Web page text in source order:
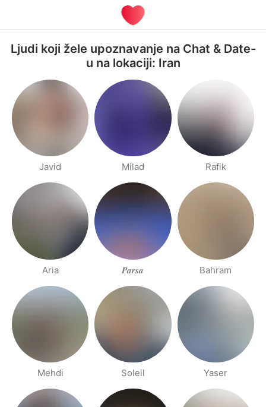
Ljudi koji žele upoznavanje na Chat & Date-
u na lokaciji: Iran
Javid Milad Rafik
Aria 𝑷𝒂𝒓𝒔𝒂 Bahram
Mehdi Soleil Yaser